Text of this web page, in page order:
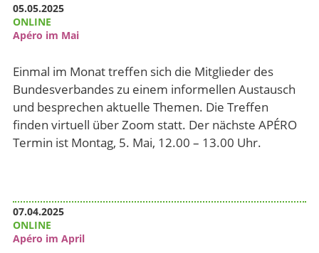
05.05.2025
ONLINE
Apéro im Mai
Einmal im Monat treffen sich die Mitglieder des
Bundesverbandes zu einem informellen Austausch
und besprechen aktuelle Themen. Die Treffen
finden virtuell über Zoom statt. Der nächste APÉRO
Termin ist Montag, 5. Mai, 12.00 – 13.00 Uhr.
07.04.2025
ONLINE
Apéro im April